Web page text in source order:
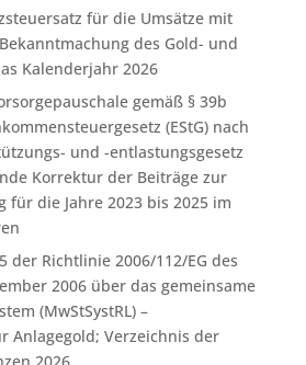
für die Umsätze mit
des Gold- und
Kalenderjahr 2026
gemäß § 39b
(EStG) nach
und -entlastungsgesetz
Korrektur der Beiträge zur
für die Jahre 2023 bis 2025 im
der Richtlinie 2006/112/EG des
2006 über das gemeinsame
(MwStSystRL) –
Anlagegold; Verzeichnis der